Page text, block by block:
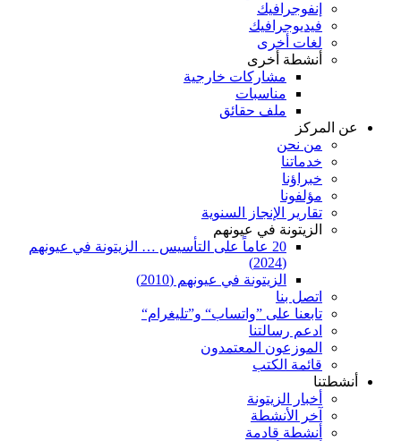
إنفوجرافيك
فيديوجرافيك
لغات أخرى
أنشطة أخرى
مشاركات خارجية
مناسبات
ملف حقائق
عن المركز
من نحن
خدماتنا
خبراؤنا
مؤلفونا
تقارير الإنجاز السنوية
الزيتونة في عيونهم
20 عاماً على التأسيس … الزيتونة في عيونهم
(2024)
الزيتونة في عيونهم (2010)
اتصل بنا
تابعنا على ”واتساب“ و”تليغرام“
ادعم رسالتنا
الموزعون المعتمدون
قائمة الكتب
أنشطتنا
أخبار الزيتونة
آخر الأنشطة
أنشطة قادمة